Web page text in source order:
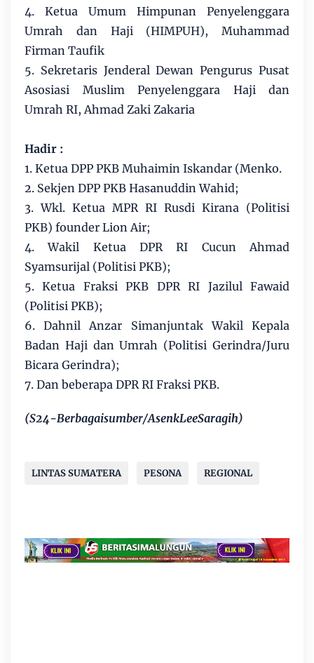
4. Ketua Umum Himpunan Penyelenggara
Umrah dan Haji (HIMPUH), Muhammad
Firman Taufik
5. Sekretaris Jenderal Dewan Pengurus Pusat
Asosiasi Muslim Penyelenggara Haji dan
Umrah RI, Ahmad Zaki Zakaria
Hadir :
1. Ketua DPP PKB Muhaimin Iskandar (Menko.
2. Sekjen DPP PKB Hasanuddin Wahid;
3. Wkl. Ketua MPR RI Rusdi Kirana (Politisi
PKB) founder Lion Air;
4. Wakil Ketua DPR RI Cucun Ahmad
Syamsurijal (Politisi PKB);
5. Ketua Fraksi PKB DPR RI Jazilul Fawaid
(Politisi PKB);
6. Dahnil Anzar Simanjuntak Wakil Kepala
Badan Haji dan Umrah (Politisi Gerindra/Juru
Bicara Gerindra);
7. Dan beberapa DPR RI Fraksi PKB.
(S24-Berbagaisumber/AsenkLeeSaragih)
LINTAS SUMATERA PESONA REGIONAL